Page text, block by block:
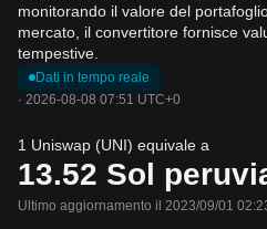
monitorando il valore del
mercato, il convertitore fornisce
tempestive.
Dati in tempo reale
· 2026-08-08 07:51 UTC+0
1 Uniswap (UNI) equivale a
13.52 Sol
Ultimo aggiornamento il 2023/09/01